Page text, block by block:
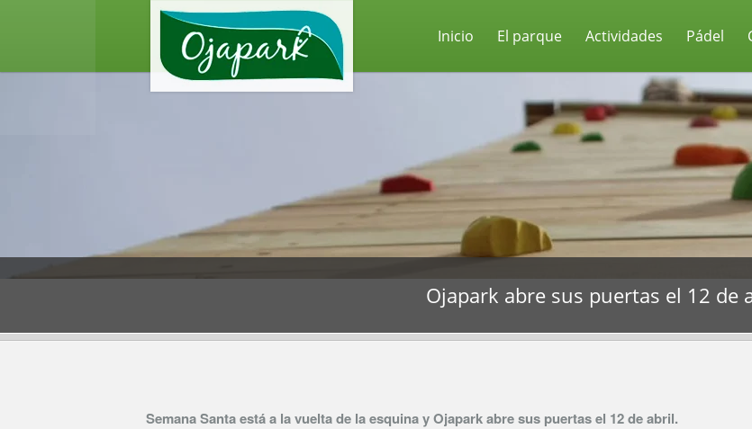
Inicio El parque Actividades Pádel
Ojapark abre sus puertas el 12 de
Semana Santa está a la vuelta de la esquina y Ojapark abre sus puertas el 12 de abril.